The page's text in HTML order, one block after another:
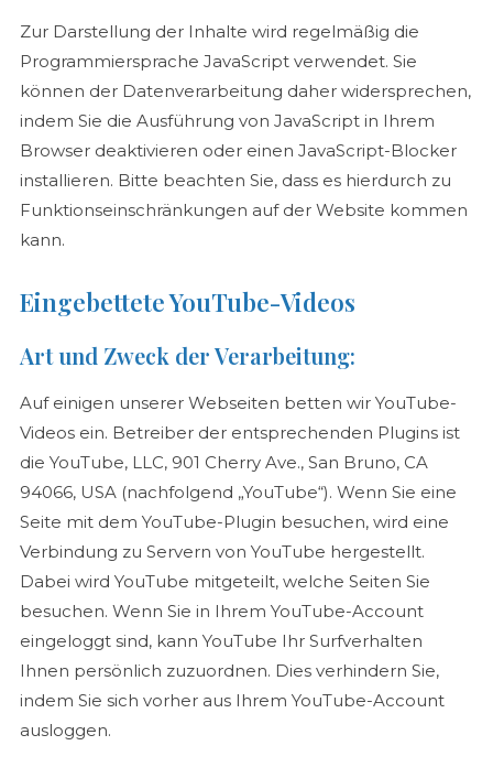
Zur Darstellung der Inhalte wird regelmäßig die
Programmiersprache JavaScript verwendet. Sie
können der Datenverarbeitung daher widersprechen,
indem Sie die Ausführung von JavaScript in Ihrem
Browser deaktivieren oder einen JavaScript-Blocker
installieren. Bitte beachten Sie, dass es hierdurch zu
Funktionseinschränkungen auf der Website kommen
kann.
Eingebettete YouTube-Videos
Art und Zweck der Verarbeitung:
Auf einigen unserer Webseiten betten wir YouTube-
Videos ein. Betreiber der entsprechenden Plugins ist
die YouTube, LLC, 901 Cherry Ave., San Bruno, CA
94066, USA (nachfolgend „YouTube“). Wenn Sie eine
Seite mit dem YouTube-Plugin besuchen, wird eine
Verbindung zu Servern von YouTube hergestellt.
Dabei wird YouTube mitgeteilt, welche Seiten Sie
besuchen. Wenn Sie in Ihrem YouTube-Account
eingeloggt sind, kann YouTube Ihr Surfverhalten
Ihnen persönlich zuzuordnen. Dies verhindern Sie,
indem Sie sich vorher aus Ihrem YouTube-Account
ausloggen.